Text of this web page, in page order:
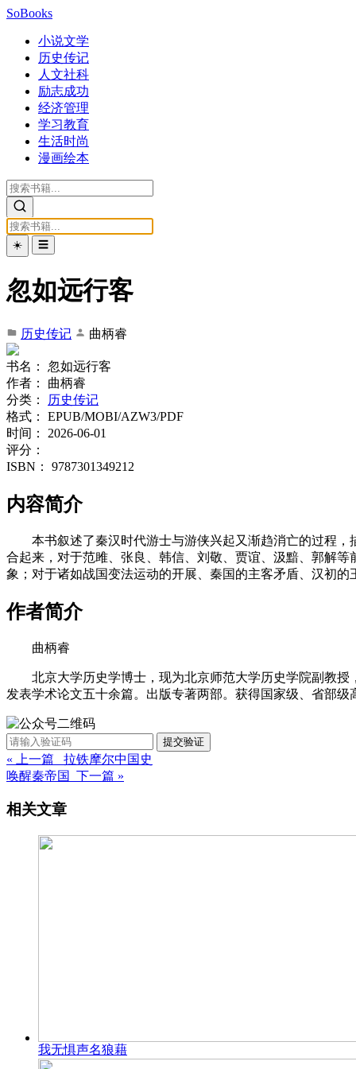
SoBooks
小说文学
历史传记
人文社科
励志成功
经济管理
学习教育
生活时尚
漫画绘本
☀️ ☰
忽如远行客
历史传记 曲柄睿
书名：
忽如远行客
作者：
曲柄睿
分类：
历史传记
格式：
EPUB/MOBI/AZW3/PDF
时间：
2026-06-01
评分：
ISBN：
9787301349212
内容简介
本书叙述了秦汉时代游士与游侠兴起又渐趋消亡的过程
合起来，对于范雎、张良、韩信、刘敬、贾谊、汲黯、郭解
象；对于诸如战国变法运动的开展、秦国的主客矛盾、汉初
作者简介
曲柄睿
北京大学历史学博士，现为北京师范大学历史学院副教
发表学术论文五十余篇。出版专著两部。获得国家级、省部级
提交验证
« 上一篇 拉铁摩尔中国史
唤醒秦帝国 下一篇 »
相关文章
我无惧声名狼藉